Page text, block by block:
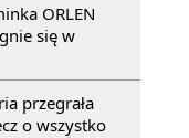
ORLEN
się w
przegrała
o wszystko